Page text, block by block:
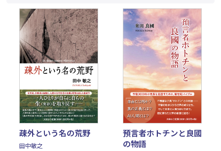
疎外という名の荒野
田中敏之
預言者ホトチンと良國
の物語